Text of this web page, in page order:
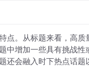
点。从标题来看，高
中增加一些具有挑战
还会融入时下热点话题